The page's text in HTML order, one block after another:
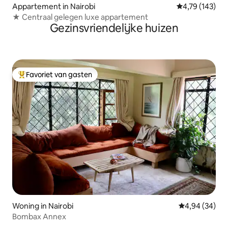
Appartement in Nairobi Gemiddelde
4,79 (143)
★ Centraal gelegen luxe appartement
Gezinsvriendelijke huizen
Topfavoriet van gasten
Favoriet van gasten
Woning in Nairobi Gemiddelde
4,94 (34)
Bombax Annex